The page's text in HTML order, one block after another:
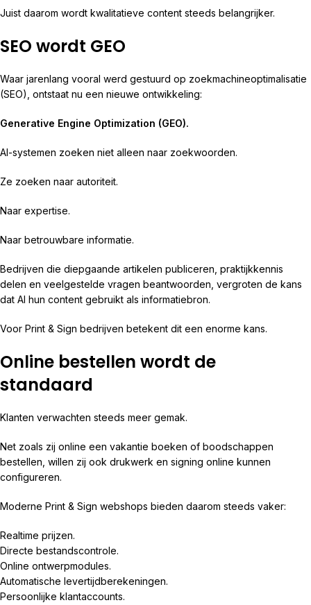
Juist daarom wordt kwalitatieve content steeds belangrijker.
SEO wordt GEO
Waar jarenlang vooral werd gestuurd op zoekmachineoptimalisatie
(SEO), ontstaat nu een nieuwe ontwikkeling:
Generative Engine Optimization (GEO).
AI-systemen zoeken niet alleen naar zoekwoorden.
Ze zoeken naar autoriteit.
Naar expertise.
Naar betrouwbare informatie.
Bedrijven die diepgaande artikelen publiceren, praktijkkennis
delen en veelgestelde vragen beantwoorden, vergroten de kans
dat AI hun content gebruikt als informatiebron.
Voor Print & Sign bedrijven betekent dit een enorme kans.
Online bestellen wordt de
standaard
Klanten verwachten steeds meer gemak.
Net zoals zij online een vakantie boeken of boodschappen
bestellen, willen zij ook drukwerk en signing online kunnen
configureren.
Moderne Print & Sign webshops bieden daarom steeds vaker:
Realtime prijzen.
Directe bestandscontrole.
Online ontwerpmodules.
Automatische levertijdberekeningen.
Persoonlijke klantaccounts.